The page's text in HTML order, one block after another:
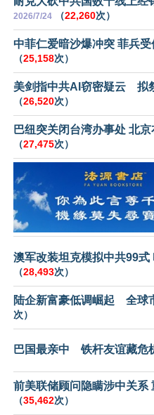
2026/7/24 （22,260次）
中菲仁爱暗沙爆冲突 菲兵
（25,158次）
美剑指中共AI窃密疑云 拟
（26,520次）
巴纽突关闭台湾办事处 北
（27,475次）
澳军改装坦克模拟中共99式
（28,493次）
陆企新富豪低调崛起 全球
次）
巴国最亲中 铁杆友谊藏危
前美联储顾问隐瞒涉中关系
（35,462次）